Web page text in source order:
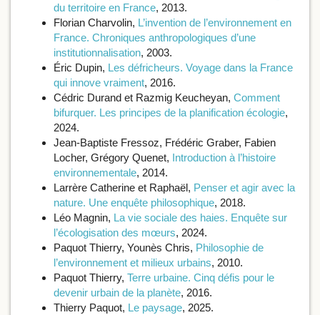
du territoire en France, 2013.
Florian Charvolin, L’invention de l’environnement en
France. Chroniques anthropologiques d’une
institutionnalisation, 2003.
Éric Dupin, Les défricheurs. Voyage dans la France
qui innove vraiment, 2016.
Cédric Durand et Razmig Keucheyan, Comment
bifurquer. Les principes de la planification écologie,
2024.
Jean-Baptiste Fressoz, Frédéric Graber, Fabien
Locher, Grégory Quenet, Introduction à l’histoire
environnementale, 2014.
Larrère Catherine et Raphaël, Penser et agir avec la
nature. Une enquête philosophique, 2018.
Léo Magnin, La vie sociale des haies. Enquête sur
l’écologisation des mœurs, 2024.
Paquot Thierry, Younès Chris, Philosophie de
l’environnement et milieux urbains, 2010.
Paquot Thierry, Terre urbaine. Cinq défis pour le
devenir urbain de la planète, 2016.
Thierry Paquot, Le paysage, 2025.